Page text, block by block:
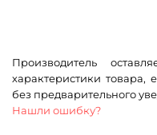
Производитель
характеристики товара,
без предварительного
Нашли ошибку?